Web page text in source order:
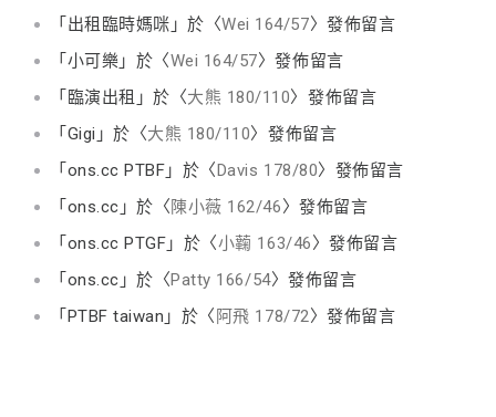
「 出租臨時媽咪 」於〈Wei 164/57〉發佈留言
「 小可樂 」於〈Wei 164/57〉發佈留言
「 臨演出租 」於〈大熊 180/110〉發佈留言
「 Gigi 」於〈大熊 180/110〉發佈留言
「 ons.cc PTBF 」於〈Davis 178/80〉發佈留言
「 ons.cc 」於〈陳小薇 162/46〉發佈留言
「 ons.cc PTGF 」於〈小蘜 163/46〉發佈留言
「 ons.cc 」於〈Patty 166/54〉發佈留言
「 PTBF taiwan 」於〈 阿飛 178/72〉發佈留言